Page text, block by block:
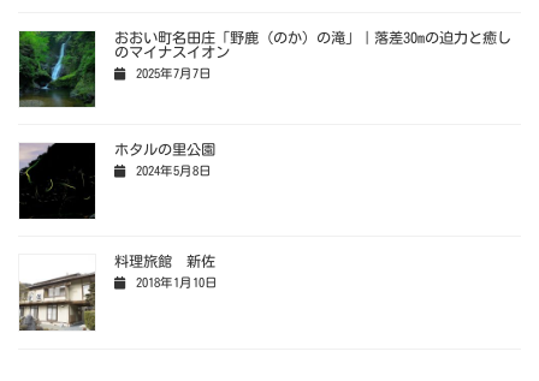
おおい町名田庄「野鹿（のか）の滝」｜落差30mの迫力と癒し
のマイナスイオン
2025年7月7日
ホタルの里公園
2024年5月8日
料理旅館 新佐
2018年1月10日